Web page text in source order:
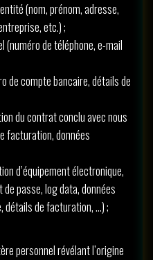
(nom, prénom, adresse,
etc.) ;
(numéro de téléphone, e-mail
de compte bancaire, détails de
du contrat conclu avec nous
facturation, données
d’équipement électronique,
passe, log data, données
détails de facturation, …) ;
personnel révélant l’origine